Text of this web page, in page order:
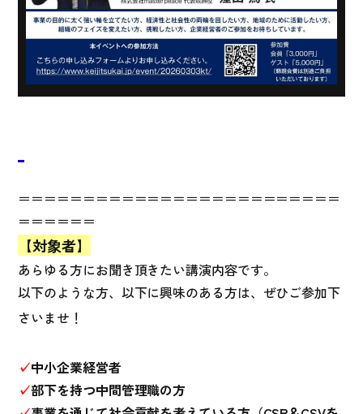
＝＝＝＝＝＝＝＝＝＝＝＝＝＝＝＝＝＝＝＝＝＝＝＝＝
＝＝＝＝＝＝
【対象者】
あらゆる方にお聞き頂きたい講演内容です。
以下のような方、以下に興味のある方は、ぜひご参加下
さいませ！
✓中小企業経営者
✓部下を持つ中間管理職の方